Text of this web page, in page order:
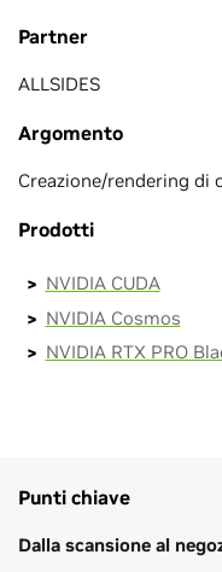
Partner
ALLSIDES
Argomento
Creazione/rendering di
Prodotti
NVIDIA CUDA
NVIDIA Cosmos
NVIDIA RTX PRO
Punti chiave
Dalla scansione al